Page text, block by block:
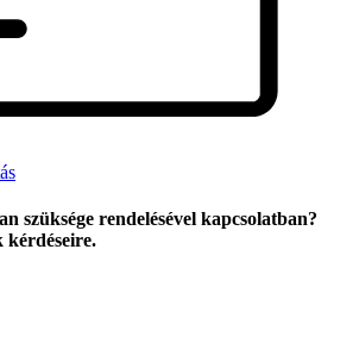
szüksége rendelésével kapcsolatban?
kérdéseire.